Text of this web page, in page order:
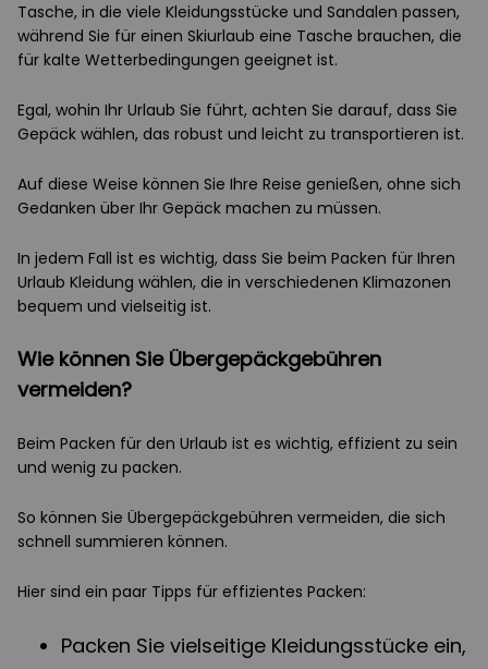
Tasche, in die viele Kleidungsstücke und Sandalen passen,
während Sie für einen Skiurlaub eine Tasche brauchen, die
für kalte Wetterbedingungen geeignet ist.
Egal, wohin Ihr Urlaub Sie führt, achten Sie darauf, dass Sie
Gepäck wählen, das robust und leicht zu transportieren ist.
Auf diese Weise können Sie Ihre Reise genießen, ohne sich
Gedanken über Ihr Gepäck machen zu müssen.
In jedem Fall ist es wichtig, dass Sie beim Packen für Ihren
Urlaub Kleidung wählen, die in verschiedenen Klimazonen
bequem und vielseitig ist.
Wie können Sie Übergepäckgebühren
vermeiden?
Beim Packen für den Urlaub ist es wichtig, effizient zu sein
und wenig zu packen.
So können Sie Übergepäckgebühren vermeiden, die sich
schnell summieren können.
Hier sind ein paar Tipps für effizientes Packen:
Packen Sie vielseitige Kleidungsstücke ein,